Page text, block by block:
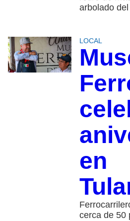
arbolado del
LOCAL
en
cerca de 50